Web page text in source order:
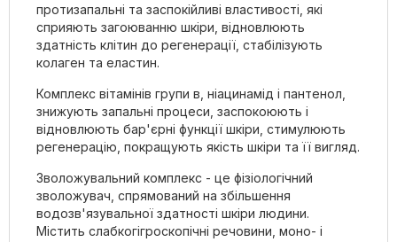
протизапальні та заспокійливі властивості, які
сприяють загоюванню шкіри, відновлюють
здатність клітин до регенерації, стабілізують
колаген та еластин.
Комплекс вітамінів групи в, ніацинамід і пантенол,
знижують запальні процеси, заспокоюють і
відновлюють бар'єрні функції шкіри, стимулюють
регенерацію, покращують якість шкіри та її вигляд.
Зволожувальний комплекс - це фізіологічний
зволожувач, спрямований на збільшення
водозв'язувальної здатності шкіри людини.
Містить слабкогігроскопічні речовини, моно- і